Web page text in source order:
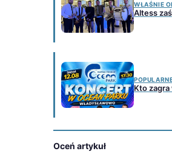
WŁAŚNIE
Altess
Kto zagra
Oceń artykuł